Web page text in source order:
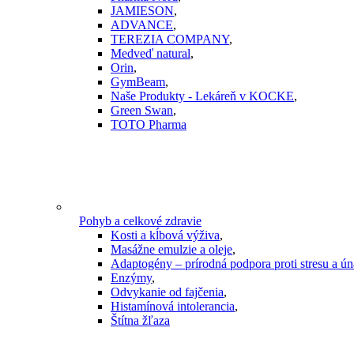
JAMIESON,
ADVANCE,
TEREZIA COMPANY,
Medveď natural,
Orin,
GymBeam,
Naše Produkty - Lekáreň v KOCKE,
Green Swan,
TOTO Pharma
Pohyb a celkové zdravie
Kosti a kĺbová výživa,
Masážne emulzie a oleje,
Adaptogény – prírodná podpora proti stresu a
Enzýmy,
Odvykanie od fajčenia,
Histamínová intolerancia,
Štítna žľaza